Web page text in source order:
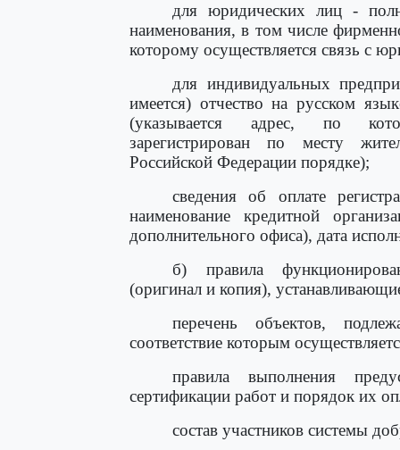
для юридических лиц -
наименования, в том числе
которому осуществляется связь с
для индивидуальных
имеется) отчество на русском
(указывается адрес, по
зарегистрирован по месту
Российской Федерации порядке);
сведения об оплате
наименование кредитной
дополнительного офиса), дата
б) правила
(оригинал и копия),
перечень объектов,
соответствие которым
правила выполнения
сертификации работ и порядок их
состав участников системы